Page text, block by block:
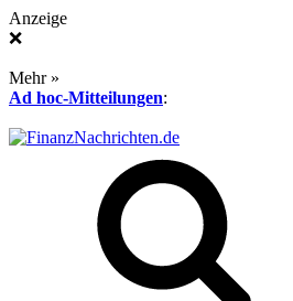
Anzeige
❌
Mehr »
Ad hoc-Mitteilungen: